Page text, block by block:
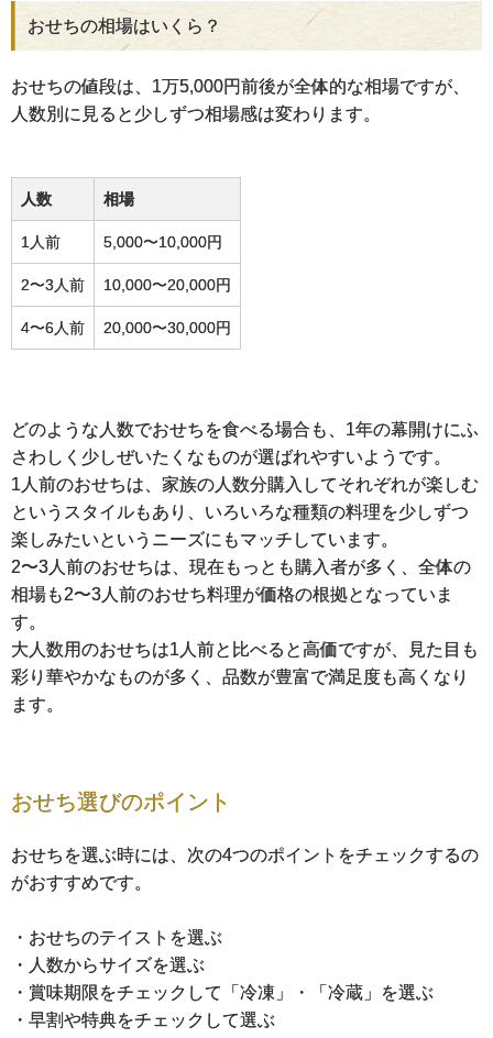
おせちの相場はいくら？
おせちの値段は、1万5,000円前後が全体的な相場ですが、
人数別に見ると少しずつ相場感は変わります。
人数 相場
1人前 5,000〜10,000円
2〜3人前 10,000〜20,000円
4〜6人前 20,000〜30,000円
どのような人数でおせちを食べる場合も、1年の幕開けにふ
さわしく少しぜいたくなものが選ばれやすいようです。
1人前のおせちは、家族の人数分購入してそれぞれが楽しむ
というスタイルもあり、いろいろな種類の料理を少しずつ
楽しみたいというニーズにもマッチしています。
2〜3人前のおせちは、現在もっとも購入者が多く、全体の
相場も2〜3人前のおせち料理が価格の根拠となっていま
す。
大人数用のおせちは1人前と比べると高価ですが、見た目も
彩り華やかなものが多く、品数が豊富で満足度も高くなり
ます。
おせち選びのポイント
おせちを選ぶ時には、次の4つのポイントをチェックするの
がおすすめです。
・おせちのテイストを選ぶ
・人数からサイズを選ぶ
・賞味期限をチェックして「冷凍」・「冷蔵」を選ぶ
・早割や特典をチェックして選ぶ